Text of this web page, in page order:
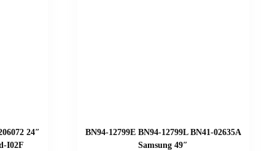
24″
I02F
BN94-12799E BN94-12799L BN41-02635A
Samsung 49″